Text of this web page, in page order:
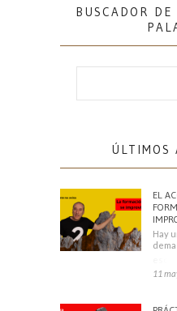
BUSCADOR
ÚLTIMOS
EL
Hay
11